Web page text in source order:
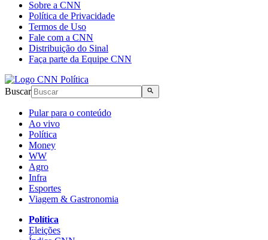
Sobre a CNN
Política de Privacidade
Termos de Uso
Fale com a CNN
Distribuição do Sinal
Faça parte da Equipe CNN
Buscar
Pular para o conteúdo
Ao vivo
Política
Money
WW
Agro
Infra
Esportes
Viagem & Gastronomia
Política
Eleições